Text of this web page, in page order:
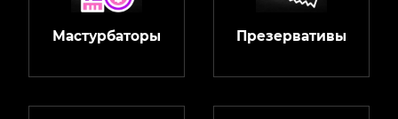
Мастурбаторы Презервативы